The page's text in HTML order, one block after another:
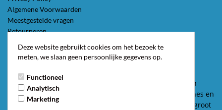
Algemene Voorwaarden
Meestgestelde vragen
Retourneren
Handleiding Telefoonhoesje
BestCases.nl is dé online webwinkel voor de nieuwste en
voordeligste hoesjes en accessoires voor vele smartphones en
tablets. Bij ons profiteert u van een actueel en een zeer groot
Deze website gebruikt cookies om het bezoek te
meten, we slaan geen persoonlijke gegevens op.
Functioneel
Analytisch
Marketing